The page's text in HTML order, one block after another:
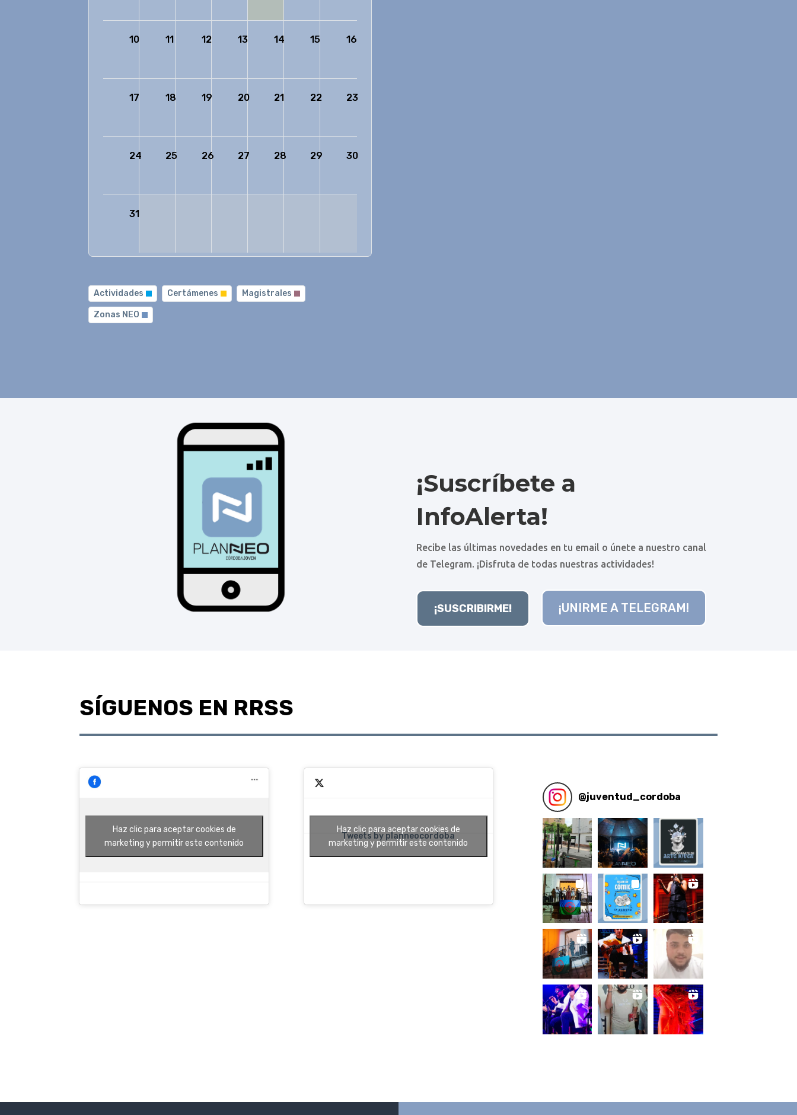
10 11 12 13 14 15 16
17 18 19 20 21 22 23
24 25 26 27 28 29 30
31
Actividades Certámenes Magistrales
Zonas NEO
¡Suscríbete a
InfoAlerta!
Recibe las últimas novedades en tu email o únete a nuestro canal
de Telegram. ¡Disfruta de todas nuestras actividades!
¡SUSCRIBIRME! ¡UNIRME A TELEGRAM!
SÍGUENOS EN RRSS
Haz clic para aceptar cookies de
marketing y permitir este contenido
Tweets by planneocordoba
Haz clic para aceptar cookies de
marketing y permitir este contenido
@juventud_cordoba